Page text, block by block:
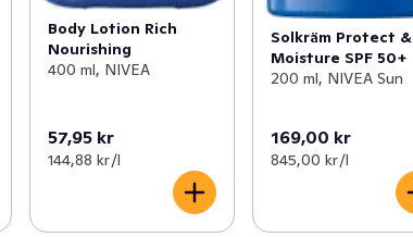
Body Lotion Rich
Nourishing
400 ml, NIVEA
57,95 kr
144,88 kr /l
Solkräm Protect &
Moisture SPF 50+
200 ml, NIVEA Sun
169,00 kr
845,00 kr /l